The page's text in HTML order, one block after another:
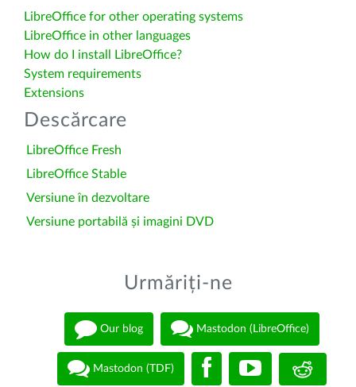
LibreOffice for other operating systems
LibreOffice in other languages
How do I install LibreOffice?
System requirements
Extensions
Descărcare
LibreOffice Fresh
LibreOffice Stable
Versiune în dezvoltare
Versiune portabilă și imagini DVD
Urmăriți-ne
Our blog Mastodon (LibreOffice)
Mastodon (TDF)